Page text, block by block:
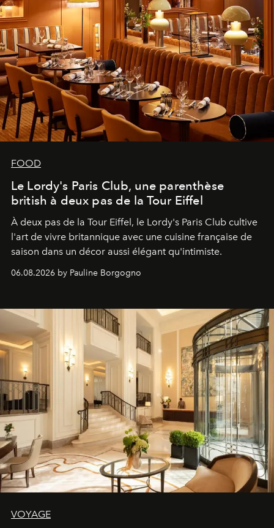
FOOD
Le Lordy's Paris Club, une parenthèse
british à deux pas de la Tour Eiffel
À deux pas de la Tour Eiffel, le Lordy's Paris Club cultive
l'art de vivre britannique avec une cuisine française de
saison dans un décor aussi élégant qu'intimiste.
06.08.2026 by Pauline Borgogno
VOYAGE